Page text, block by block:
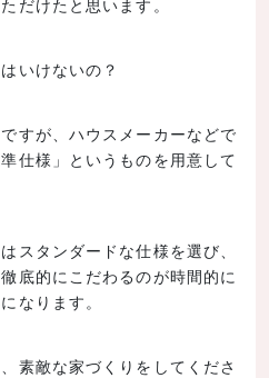
だけたと思います。
いけないの？
すが、ハウスメーカーなどで
仕様」というものを用意して
スタンダードな仕様を選び、
底的にこだわるのが時間的に
なります。
素敵な家づくりをしてくださ